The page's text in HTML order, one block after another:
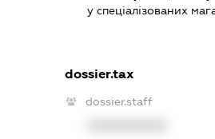
у спеціалізованих
dossier.tax
dossier.staff